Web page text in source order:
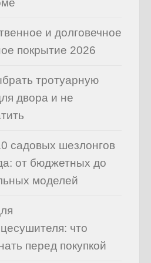
и долговечное
покрытие 2026
тротуарную
двора и не
садовых шезлонгов
от бюджетных до
моделей
что
перед покупкой